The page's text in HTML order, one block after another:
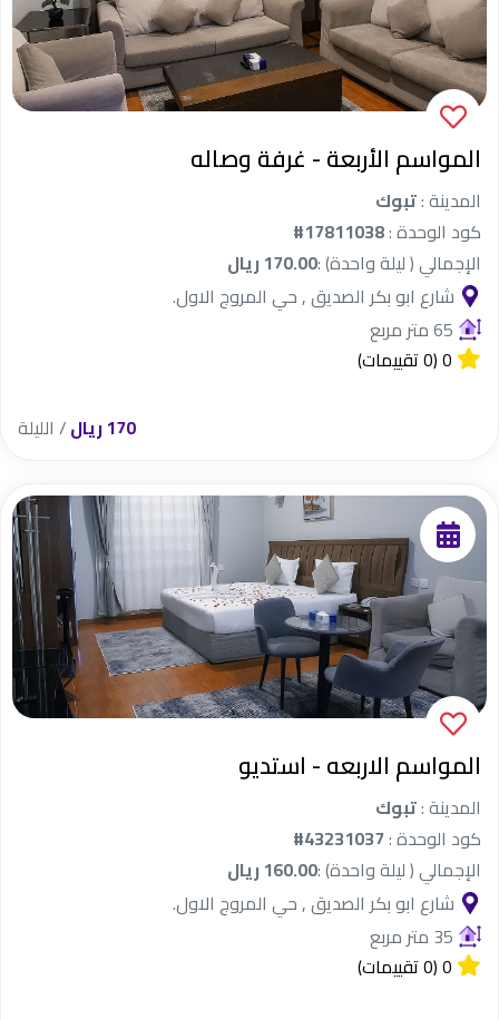
المواسم الأربعة - غرفة وصاله
المدينة :تبوك
كود الوحدة :#17811038
الإجمالي ( ليلة واحدة) :170.00 ريال
شارع ابو بكر الصديق , حي المروج الاول.
65 متر مربع
0(0 تقييمات)
170 ريال / الليلة
المواسم الاربعه - استديو
المدينة :تبوك
كود الوحدة :#43231037
الإجمالي ( ليلة واحدة) :160.00 ريال
شارع ابو بكر الصديق , حي المروج الاول.
35 متر مربع
0(0 تقييمات)